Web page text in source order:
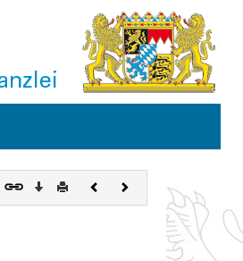
Download
DruckenVorherigesNächstes
Dokument